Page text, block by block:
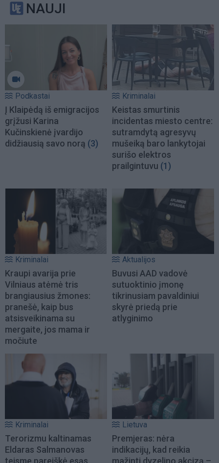
NAUJI
Podkastai
Į Klaipėdą iš emigracijos
grįžusi Karina
Kučinskienė įvardijo
didžiausią savo norą (3)
Kriminalai
Keistas smurtinis
incidentas miesto centre:
sutramdytą agresyvų
mušeiką baro lankytojai
surišo elektros
prailgintuvu (1)
Kriminalai
Kraupi avarija prie
Vilniaus atėmė tris
brangiausius žmones:
pranešė, kaip bus
atsisveikinama su
mergaite, jos mama ir
močiute
Aktualijos
Buvusi AAD vadovė
sutuoktinio įmonę
tikrinusiam pavaldiniui
skyrė priedą prie
atlyginimo
Kriminalai
Terorizmu kaltinamas
Eldaras Salmanovas
teisme pareiškė esąs
Lietuva
Premjeras: nėra
indikacijų, kad reikia
mažinti dyzelino akcizą –